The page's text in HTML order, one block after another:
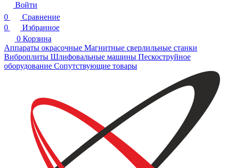
Войти
0
Сравнение
0
Избранное
0 Корзина
Аппараты окрасочные Магнитные сверлильные станки
Виброплиты Шлифовальные машины Пескоструйное
оборудование Сопутствующие товары